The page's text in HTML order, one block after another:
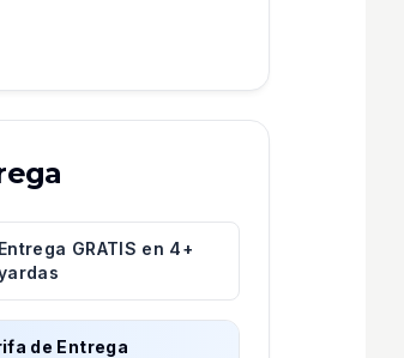
Entrega GRATIS en 4+
de Entrega